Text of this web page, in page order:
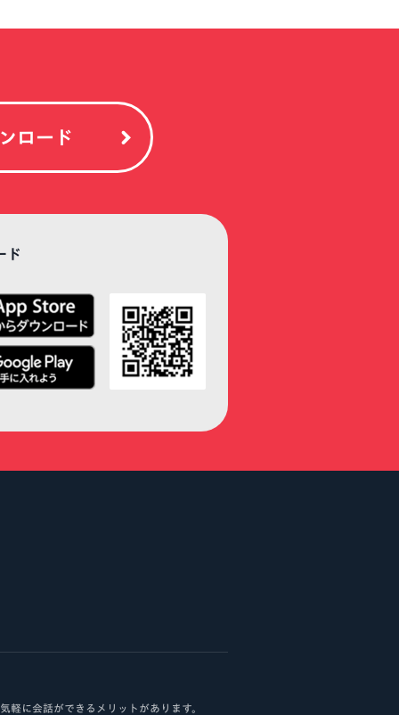
ロード
ド
軽に会話ができるメリットがあります。